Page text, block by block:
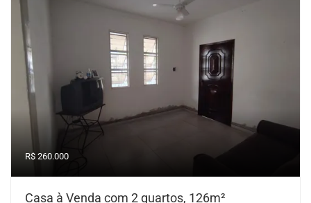
R$ 260.000
Casa à Venda com 2 quartos, 126m²